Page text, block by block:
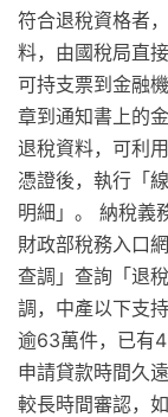
符合退稅資格者
料，由國稅局直
可持支票到金融
章到通知書上的
退稅資料，可利
憑證後，執行「
明細」。 納稅義
財政部稅務入口
查調」查詢「退
調，中產以下支
逾63萬件，已有
申請貸款時間久
較長時間審認，